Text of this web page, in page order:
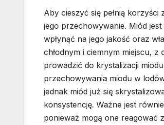
Aby cieszyć się pełnią
jego przechowywanie. Miód jest
wpłynąć na jego jakość oraz
chłodnym i ciemnym miejscu, z
prowadzić do krystalizacji
przechowywania miodu w
jednak miód już się
konsystencję. Ważne jest
ponieważ mogą one reagować